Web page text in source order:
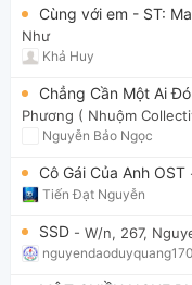
Tắt quảng cáo
Cùng với em - ST:
Như
Khả Huy
Chẳng Cần Một Ai Đó
Phương ( Nhuộm
Nguyễn Bảo Ngọc
Cô Gái Của Anh OST
Tiến Đạt Nguyễn
SSD - W/n, 267,